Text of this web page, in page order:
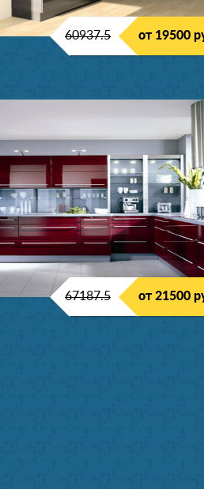
60937.5 от 19500
67187.5 от 21500